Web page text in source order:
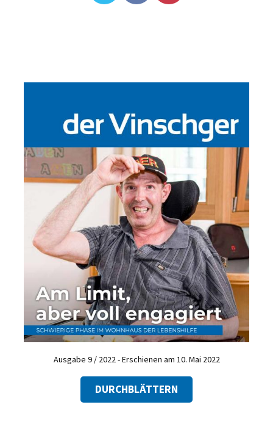
Ausgabe 9 / 2022 - Erschienen am 10. Mai 2022
DURCHBLÄTTERN